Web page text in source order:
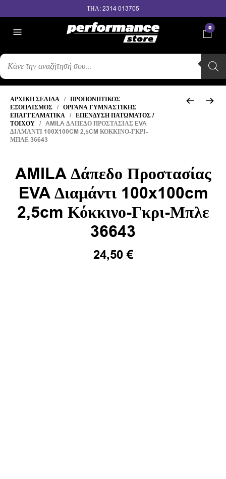
ΤΗΛ: 2314 013705
0
ΑΝΑΖΉΤΗΣΗ
ΠΡΟΪΌΝΤΩΝ
ΑΡΧΙΚΉ ΣΕΛΊΔΑ / ΠΡΟΠΟΝΗΤΙΚΌΣ
ΕΞΟΠΛΙΣΜΌΣ / ΌΡΓΑΝΑ ΓΥΜΝΑΣΤΙΚΉΣ
ΕΠΑΓΓΕΛΜΑΤΙΚΆ / ΕΠΈΝΔΥΣΗ ΠΑΤΏΜΑΤΟΣ /
ΤΟΊΧΟΥ / AMILA ΔΆΠΕΔΟ ΠΡΟΣΤΑΣΊΑΣ EVA
ΔΙΑΜΆΝΤΙ 100X100CM 2,5CM ΚΌΚΚΙΝΟ-ΓΚΡΙ-
ΜΠΛΕ 36643
AMILA Δάπεδο Προστασίας
EVA Διαμάντι 100x100cm
2,5cm Κόκκινο-Γκρι-Μπλε
36643
24,50€